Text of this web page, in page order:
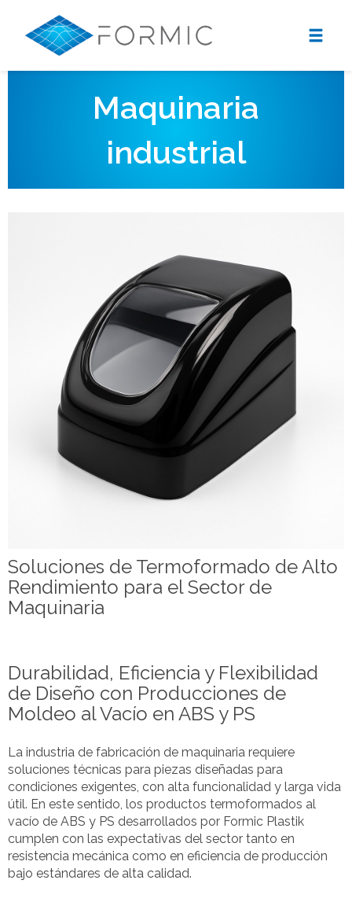
Maquinaria
industrial
Soluciones de Termoformado de Alto
Rendimiento para el Sector de
Maquinaria
Durabilidad, Eficiencia y Flexibilidad
de Diseño con Producciones de
Moldeo al Vacío en ABS y PS
La industria de fabricación de maquinaria requiere
soluciones técnicas para piezas diseñadas para
condiciones exigentes, con alta funcionalidad y larga vida
útil. En este sentido, los productos termoformados al
vacío de ABS y PS desarrollados por Formic Plastik
cumplen con las expectativas del sector tanto en
resistencia mecánica como en eficiencia de producción
bajo estándares de alta calidad.